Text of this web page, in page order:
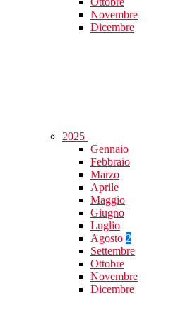
Novembre
Dicembre
2025
Gennaio
Febbraio
Marzo
Aprile
Maggio
Giugno
Luglio
Agosto 2
Settembre
Ottobre
Novembre
Dicembre